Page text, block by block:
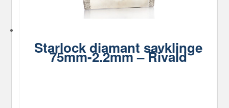
Starlock diamant savklinge
75mm-2.2mm – Rivald